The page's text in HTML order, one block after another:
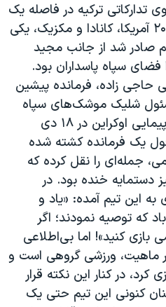
تدارکاتی ترکیه در فاصله یک
ماه مانده تا جام جهانی ۲۰۰۶ آمریکا، کانادا و مکزیک، یکی
صادر شد از جانب مجید
سپاه پاسداران بود.
حاجی زاده، فرمانده پیشین
شلیک‌ موشک‌های سپاه
به هواپیمای مسافربری هواپیمایی اوکراین در ۱۸ دی
قول یک فرمانده کشته شده
جمله‌ای را نقل کرده که
دستمایه خنده بود. در
این تیم آمده: «یاد و
که توصیه نمودند؛ اگر
بازی کنید»! اما بی‌اطلاعی
ماهیت، ورزشی گروهی است و
کرد، در کنار این نکته قرار
کنونی این تیم حتی یک